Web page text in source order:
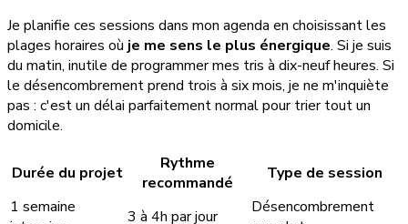
Je planifie ces sessions dans mon agenda en choisissant les
plages horaires où je me sens le plus énergique. Si je suis
du matin, inutile de programmer mes tris à dix-neuf heures. Si
le désencombrement prend trois à six mois, je ne m'inquiète
pas : c'est un délai parfaitement normal pour trier tout un
domicile.
Durée du projet
Rythme
recommandé
Type de session
1 semaine
3 à 4h par jour
Désencombrement